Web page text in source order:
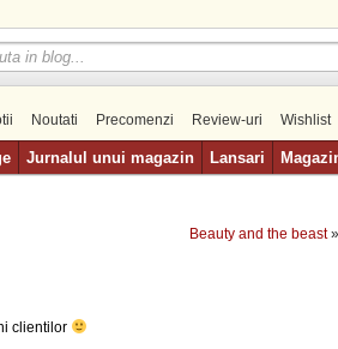
Noutati Precomenzi Review-uri Wishlist
Jurnalul unui magazin Lansari
Beauty and the beast»
clientilor